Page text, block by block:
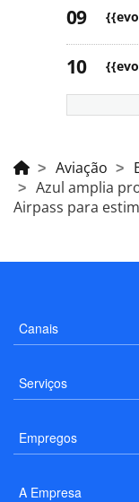
Aviação
Azul amplia
Airpass para
Canais
Serviços
Empregos
A Empresa